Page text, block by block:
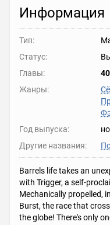
Информация
Тип:
Статус:
Главы:
40
Жанры:
Год выпуска:
Другие названия:
Barrels life takes an
with Trigger, a self-
Mechanically propelled,
Burst, the race that
the globe! There's only